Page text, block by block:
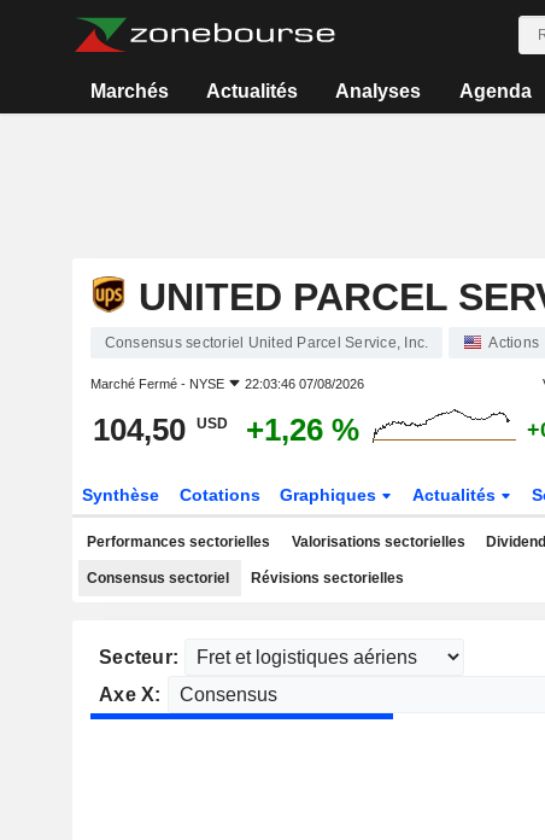
Marchés Actualités Analyses Agenda
UNITED PARCEL
Consensus sectoriel United Parcel Service, Inc. Actions
Marché Fermé - NYSE 22:03:46 07/08/2026
104,50 USD +1,26 %
Synthèse Cotations Graphiques Actualités
Performances sectorielles Valorisations sectorielles
Consensus sectoriel Révisions sectorielles
Secteur:
Axe X: